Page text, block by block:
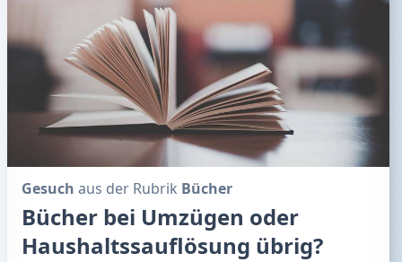
Gesuch aus der Rubrik Bücher
Bücher bei Umzügen oder
Haushaltssauflösung übrig?